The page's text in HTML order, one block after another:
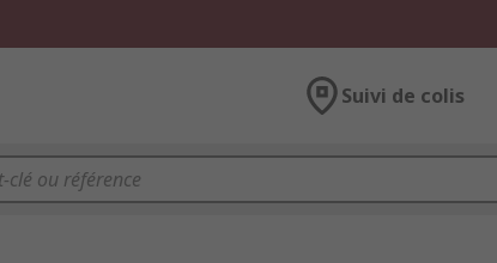
Suivi de colis